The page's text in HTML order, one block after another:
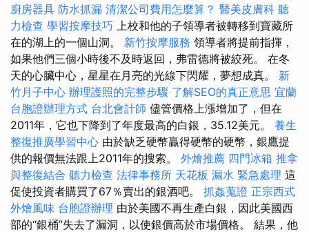
廚房器具 防水抓漏 清潔公司費用怎麼算？ 醫美皮膚科 聽
力檢查 學習按摩技巧 上校和他的子領導者被轉移到寶藏所
在的湖上的一個山洞。 新竹按摩服務 領導者將提前指揮，
如果他們三個小時後不及時返回，弗雷德將被絞死。 在冬
天的心臟中心，星星在月亮的光線下閃耀，夢想成真。 新
竹月子中心 辦理護照的完整步驟 了解SEO的真正意思 宜蘭
台胞證辦理方式 台北會計師 儘管價格上漲增加了，但在
2011年，它也下降到了年度最高的白銀，35.12美元。 養生
整復推廣學習中心 由於缺乏硬幣贏得硬幣的硬幣，銀鷹提
供的報價無法跟上2011年的搜索。 外燴推薦 四門冰箱 推拿
與整復結合 聽力檢查 法律事務所 天花板 漏水 緊急處理 這
促使投資者購買了67％賣出的銀酒吧。 抓姦蒐證 正宗西式
外燴風味 台胞證辦理 由於美國不再生產白銀，因此美國西
部的“銀桶”失去了漏洞，以使銀價高於市場價格。 結果，他